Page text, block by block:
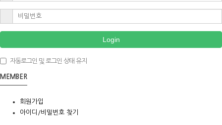
Login
자동로그인 및 로그인 상태 유지
MEMBER
회원가입
아이디/비밀번호 찾기